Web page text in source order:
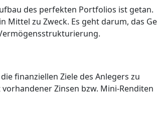
des perfekten Portfolios ist getan.
Mittel zu Zweck. Es geht darum, das
finanziellen Ziele des Anlegers zu
Zinsen bzw. Mini-Renditen